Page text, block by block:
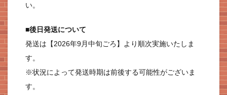
い。
■後日発送について
発送は【2026年9月中旬ごろ】より順次実施いたしま
す。
※状況によって発送時期は前後する可能性がございま
す。